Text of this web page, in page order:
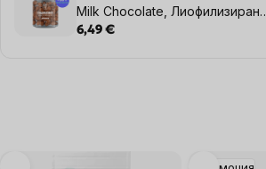
Milk Chocolate, Лиофилизирани
ягоди в млечен шоколад, 130
6,49 €